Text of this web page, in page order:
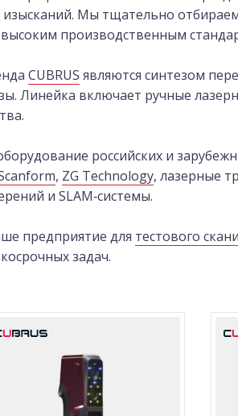
Мы тщательно
производственным
CUBRUS являются синтезом
Линейка включает ручные
российских и
, ZG Technology, лазерные
и SLAM‑системы.
предприятие для тестового
задач.